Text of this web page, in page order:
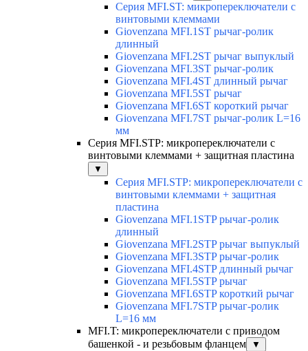
Серия MFI.ST: микропереключатели с
винтовыми клеммами
Giovenzana MFI.1ST рычаг-ролик
длинный
Giovenzana MFI.2ST рычаг выпуклый
Giovenzana MFI.3ST рычаг-ролик
Giovenzana MFI.4ST длинный рычаг
Giovenzana MFI.5ST рычаг
Giovenzana MFI.6ST короткий рычаг
Giovenzana MFI.7ST рычаг-ролик L=16
мм
Серия MFI.STP: микропереключатели с
винтовыми клеммами + защитная пластина
▼
Серия MFI.STP: микропереключатели с
винтовыми клеммами + защитная
пластина
Giovenzana MFI.1STP рычаг-ролик
длинный
Giovenzana MFI.2STP рычаг выпуклый
Giovenzana MFI.3STP рычаг-ролик
Giovenzana MFI.4STP длинный рычаг
Giovenzana MFI.5STP рычаг
Giovenzana MFI.6STP короткий рычаг
Giovenzana MFI.7STP рычаг-ролик
L=16 мм
MFI.T: микропереключатели с приводом
башенкой - и резьбовым фланцем
▼